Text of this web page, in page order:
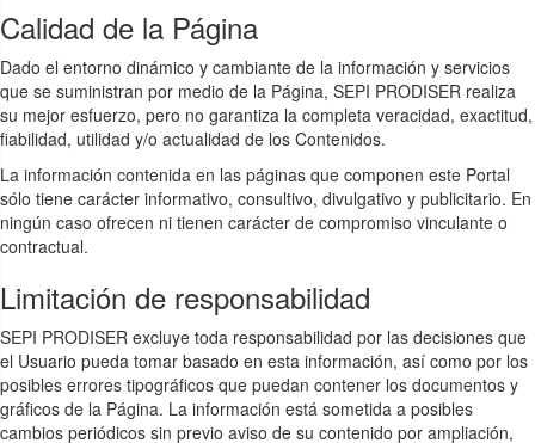
Calidad de la Página
Dado el entorno dinámico y cambiante de la información y servicios
que se suministran por medio de la Página, SEPI PRODISER realiza
su mejor esfuerzo, pero no garantiza la completa veracidad, exactitud,
fiabilidad, utilidad y/o actualidad de los Contenidos.
La información contenida en las páginas que componen este Portal
sólo tiene carácter informativo, consultivo, divulgativo y publicitario. En
ningún caso ofrecen ni tienen carácter de compromiso vinculante o
contractual.
Limitación de responsabilidad
SEPI PRODISER excluye toda responsabilidad por las decisiones que
el Usuario pueda tomar basado en esta información, así como por los
posibles errores tipográficos que puedan contener los documentos y
gráficos de la Página. La información está sometida a posibles
cambios periódicos sin previo aviso de su contenido por ampliación,